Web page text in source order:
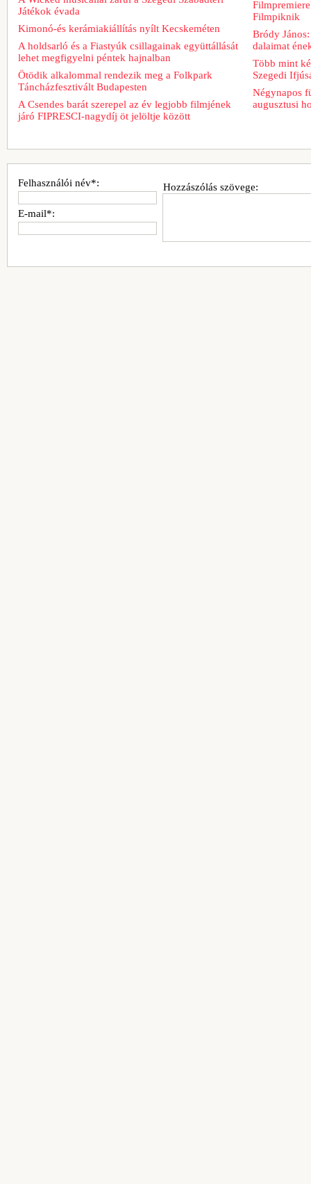
Játékok évada
Kimonó-és kerámiakiállítás nyílt Kecskeméten
A holdsarló és a Fiastyúk csillagainak együttállását
lehet megfigyelni péntek hajnalban
Ötödik alkalommal rendezik meg a Folkpark
Táncházfesztivált Budapesten
A Csendes barát szerepel az év legjobb filmjének
járó FIPRESCI-nagydíj öt jelöltje között
Filmpiknik
Bródy
dalaimat
Több mint
Szegedi
Négynapos
augusztusi
Hozzászólás szövege:
Felhasználói név*:
E-mail*: